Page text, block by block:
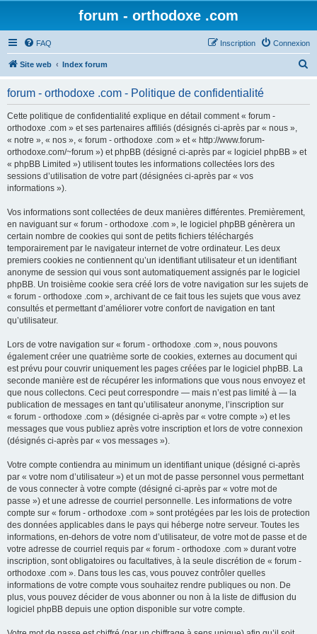
forum - orthodoxe .com
FAQ Connexion
Inscription
Site web Index forum
forum - orthodoxe .com - Politique de confidentialité
Cette politique de confidentialité explique en détail comment « forum -
orthodoxe .com » et ses partenaires affiliés (désignés ci-après par « nous »,
« notre », « nos », « forum - orthodoxe .com » et « http://www.forum-
orthodoxe.com/~forum ») et phpBB (désigné ci-après par « logiciel phpBB » et
« phpBB Limited ») utilisent toutes les informations collectées lors des
sessions d’utilisation de votre part (désignées ci-après par « vos
informations »).
Vos informations sont collectées de deux manières différentes. Premièrement,
en naviguant sur « forum - orthodoxe .com », le logiciel phpBB génèrera un
certain nombre de cookies qui sont de petits fichiers téléchargés
temporairement par le navigateur internet de votre ordinateur. Les deux
premiers cookies ne contiennent qu’un identifiant utilisateur et un identifiant
anonyme de session qui vous sont automatiquement assignés par le logiciel
phpBB. Un troisième cookie sera créé lors de votre navigation sur les sujets de
« forum - orthodoxe .com », archivant de ce fait tous les sujets que vous avez
consultés et permettant d’améliorer votre confort de navigation en tant
qu’utilisateur.
Lors de votre navigation sur « forum - orthodoxe .com », nous pouvons
également créer une quatrième sorte de cookies, externes au document qui
est prévu pour couvrir uniquement les pages créées par le logiciel phpBB. La
seconde manière est de récupérer les informations que vous nous envoyez et
que nous collectons. Ceci peut correspondre — mais n’est pas limité à — la
publication de messages en tant qu’utilisateur anonyme, l’inscription sur
« forum - orthodoxe .com » (désignée ci-après par « votre compte ») et les
messages que vous publiez après votre inscription et lors de votre connexion
(désignés ci-après par « vos messages »).
Votre compte contiendra au minimum un identifiant unique (désigné ci-après
par « votre nom d’utilisateur ») et un mot de passe personnel vous permettant
de vous connecter à votre compte (désigné ci-après par « votre mot de
passe ») et une adresse de courriel personnelle. Les informations de votre
compte sur « forum - orthodoxe .com » sont protégées par les lois de protection
des données applicables dans le pays qui héberge notre serveur. Toutes les
informations, en-dehors de votre nom d’utilisateur, de votre mot de passe et de
votre adresse de courriel requis par « forum - orthodoxe .com » durant votre
inscription, sont obligatoires ou facultatives, à la seule discrétion de « forum -
orthodoxe .com ». Dans tous les cas, vous pouvez contrôler quelles
informations de votre compte vous souhaitez rendre publiques ou non. De
plus, vous pouvez décider de vous abonner ou non à la liste de diffusion du
logiciel phpBB depuis une option disponible sur votre compte.